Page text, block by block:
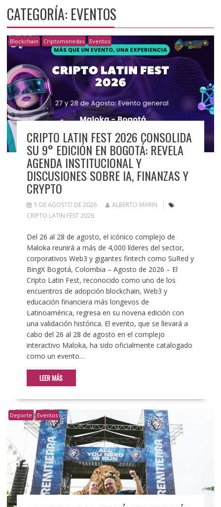
CATEGORÍA: EVENTOS
Blockchain Criptomonedas Eventos
CRIPTO LATIN FEST 2026 CONSOLIDA
SU 9° EDICIÓN EN BOGOTÁ: REVELA
AGENDA INSTITUCIONAL Y
DISCUSIONES SOBRE IA, FINANZAS Y
CRYPTO
5 DE AGOSTO DE 2026
ALBERTO MARIN
CRIPTO LATIN FEST 2026
Del 26 al 28 de agosto, el icónico complejo de
Maloka reunirá a más de 4,000 líderes del sector,
corporativos Web3 y gigantes fintech como SuRed y
BingX Bogotá, Colombia – Agosto de 2026 – El
Cripto Latin Fest, reconocido como uno de los
encuentros de adopción blockchain, Web3 y
educación financiera más longevos de
Latinoamérica, regresa en su novena edición con
una validación histórica. El evento, que se llevará a
cabo del 26 al 28 de agosto en el complejo
interactivo Maloka, ha sido oficialmente catalogado
como un evento…
LEER MÁS
Deporte Eventos